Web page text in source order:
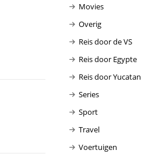
Movies
Overig
Reis door de VS
Reis door Egypte
Reis door Yucatan
Series
Sport
Travel
Voertuigen